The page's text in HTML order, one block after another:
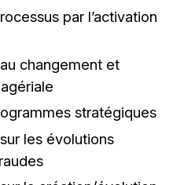
par l’activation
changement et
stratégiques
les évolutions